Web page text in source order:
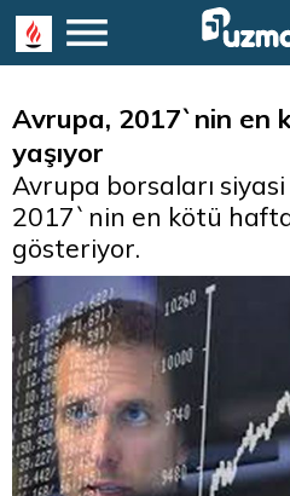
Avrupa, 2017`nin en
yaşıyor
Avrupa borsaları
2017`nin en kötü
gösteriyor.